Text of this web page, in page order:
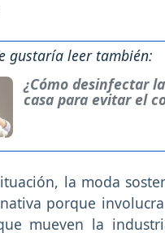
gustaría leer también:
¿Cómo desinfectar
casa para evitar el
la moda
porque
mueven la